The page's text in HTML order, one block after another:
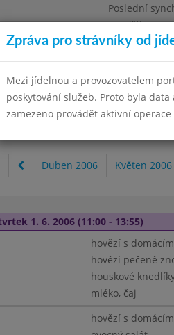
Poslední
Pondělí
Kontakty a informace
Duben 2006 Květen 2006
1. 6. 2006 (11:00 - 13:55)
hovězí s
hovězí pečeně
houskové
mléko, čaj
hovězí s
Zpráva pro strávníky od
Mezi jídelnou a provozovatelem
poskytování služeb. Proto byla
zamezeno provádět aktivní